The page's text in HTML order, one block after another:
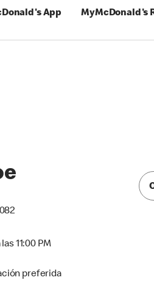
App MyMcDonald's
11:00 PM
preferida